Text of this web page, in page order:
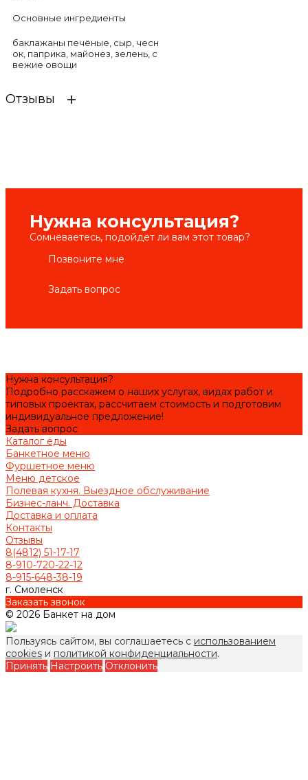
Основные ингредиенты
баклажаны печёные, сыр, чесн
ок, паприка, майонез, зелень, с
вежие овощи
Отзывы
Нужна консультация?
Сомневаетесь, подойдет ли вам этот товар?
Позвоните мне
Задать вопрос
Нужна консультация?
Подробно расскажем о наших услугах, видах работ и
типовых проектах, рассчитаем стоимость и подготовим
индивидуальное предложение!
Задать вопрос
Каталог еды
Банкетное меню
Фуршетное меню
Меню детское
Полевая кухня. Выездное обслуживание
Бизнес-ланч. Доставка
Доставка и оплата
Контакты
Отзывы
8(4812) 51-17-17
8-910-720-22-12
8-915-648-38-19
г. Смоленск
Заказать звонок
© 2026 Банкет на дом
Пользуясь сайтом, вы соглашаетесь с использованием
cookies и политикой конфиденциальности.
Принять Настроить Отклонить